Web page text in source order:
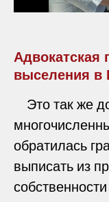
Адвокатская
выселения в
Это так же
обратилась
выписать из